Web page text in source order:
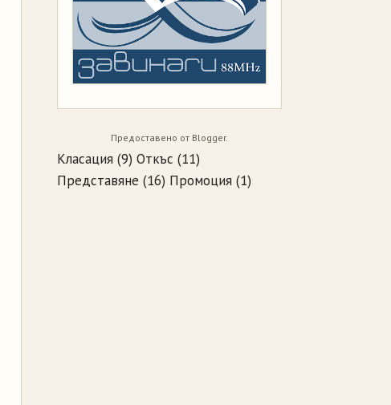
Предоставено от Blogger.
Класация (9) Откъс (11)
Представяне (16) Промоция (1)